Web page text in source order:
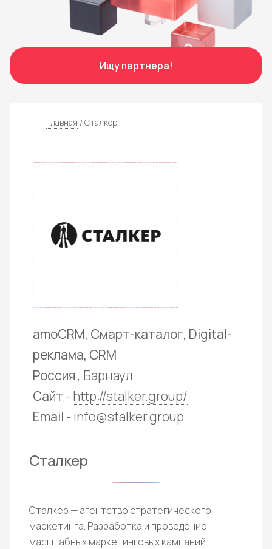
Ищу партнера!
Главная / Сталкер
Сталкер
Сталкер — агентство стратегического
маркетинга. Разработка и проведение
масштабных маркетинговых кампаний.
amoCRM, Смарт-каталог, Digital-
реклама, CRM
Россия, Барнаул
Сайт - http://stalker.group/
Email - info@stalker.group